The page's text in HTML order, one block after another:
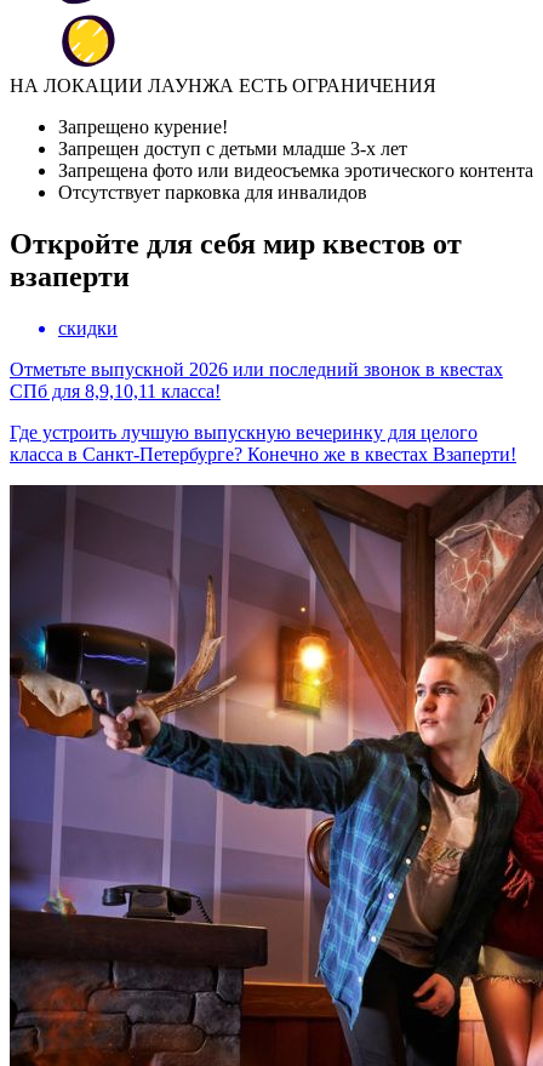
НА ЛОКАЦИИ ЛАУНЖА ЕСТЬ ОГРАНИЧЕНИЯ
Запрещено курение!
Запрещен доступ с детьми младше 3-х лет
Запрещена фото или видеосъемка эротического контента
Отсутствует парковка для инвалидов
Откройте для себя мир квестов от
взаперти
скидки
Отметьте выпускной 2026 или последний звонок в квестах
СПб для 8,9,10,11 класса!
Где устроить лучшую выпускную вечеринку для целого
класса в Санкт-Петербурге? Конечно же в квестах Взаперти!